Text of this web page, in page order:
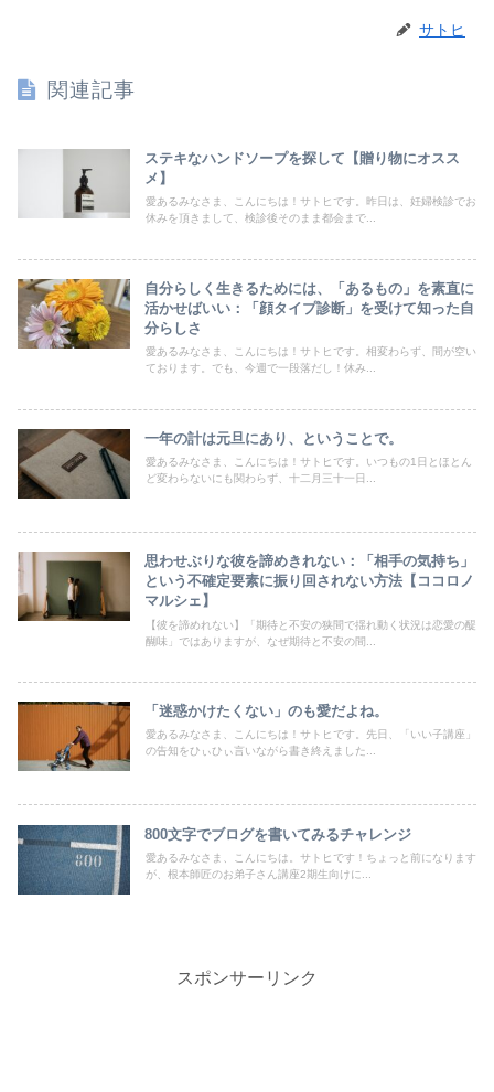
サトヒ
関連記事
ステキなハンドソープを探して【贈り物にオスス
メ】
愛あるみなさま、こんにちは！サトヒです。昨日は、妊婦検診でお
休みを頂きまして、検診後そのまま都会まで...
自分らしく生きるためには、「あるもの」を素直に
活かせばいい：「顔タイプ診断」を受けて知った自
分らしさ
愛あるみなさま、こんにちは！サトヒです。相変わらず、間が空い
ております。でも、今週で一段落だし！休み...
一年の計は元旦にあり、ということで。
愛あるみなさま、こんにちは！サトヒです。いつもの1日とほとん
ど変わらないにも関わらず、十二月三十一日...
思わせぶりな彼を諦めきれない：「相手の気持ち」
という不確定要素に振り回されない方法【ココロノ
マルシェ】
【彼を諦めれない】「期待と不安の狭間で揺れ動く状況は恋愛の醍
醐味」ではありますが、なぜ期待と不安の間...
「迷惑かけたくない」のも愛だよね。
愛あるみなさま、こんにちは！サトヒです。先日、「いい子講座」
の告知をひぃひぃ言いながら書き終えました...
800文字でブログを書いてみるチャレンジ
愛あるみなさま、こんにちは。サトヒです！ちょっと前になります
が、根本師匠のお弟子さん講座2期生向けに...
スポンサーリンク